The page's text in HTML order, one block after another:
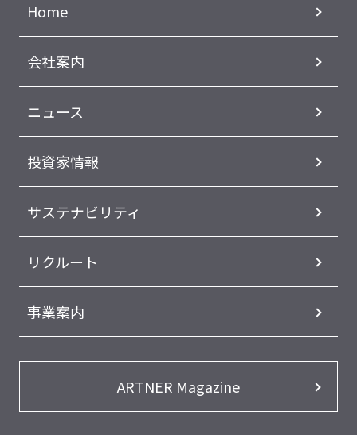
Home
会社案内
ニュース
投資家情報
サステナビリティ
リクルート
事業案内
ARTNER Magazine